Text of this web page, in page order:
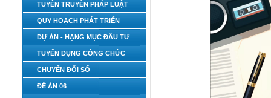
TUYÊN TRUYỀN PHÁP LUẬT
QUY HOẠCH PHÁT TRIỂN
DỰ ÁN - HẠNG MỤC ĐẦU TƯ
TUYỂN DỤNG CÔNG CHỨC
CHUYỂN ĐỔI SỐ
ĐỀ ÁN 06